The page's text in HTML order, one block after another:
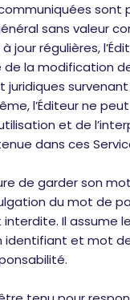
sont
sans valeur
jour régulières,
de la modification
l’Éditeur ne
et de
dans ces
de garder son
du mot de
Il assume
identifiant et mot de